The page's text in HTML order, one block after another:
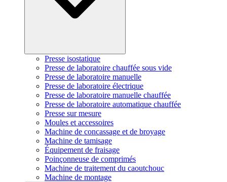
Presse isostatique
Presse de laboratoire chauffée sous vide
Presse de laboratoire manuelle
Presse de laboratoire électrique
Presse de laboratoire manuelle chauffée
Presse de laboratoire automatique chauffée
Presse sur mesure
Moules et accessoires
Machine de concassage et de broyage
Machine de tamisage
Équipement de fraisage
Poinçonneuse de comprimés
Machine de traitement du caoutchouc
Machine de montage